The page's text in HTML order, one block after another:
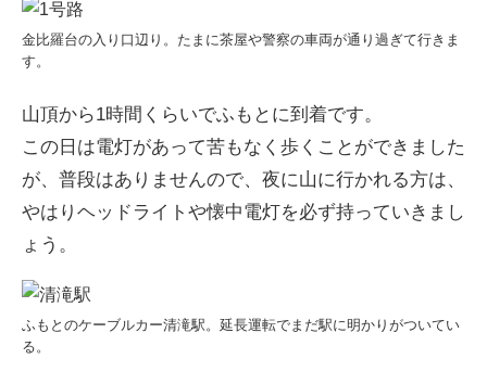
金比羅台の入り口辺り。たまに茶屋や警察の車両が通り過ぎて行きま
す。
山頂から1時間くらいでふもとに到着です。
この日は電灯があって苦もなく歩くことができました
が、普段はありませんので、夜に山に行かれる方は、
やはりヘッドライトや懐中電灯を必ず持っていきまし
ょう。
ふもとのケーブルカー清滝駅。延長運転でまだ駅に明かりがついてい
る。